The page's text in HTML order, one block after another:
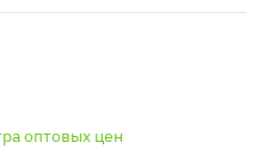
оптовых цен